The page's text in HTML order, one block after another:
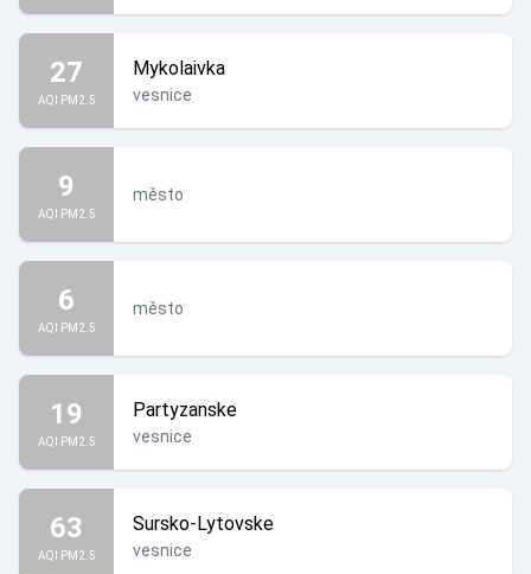
27
AQI PM2.5
Mykolaivka
vesnice
9
AQI PM2.5
město
6
AQI PM2.5
město
19
AQI PM2.5
Partyzanske
vesnice
63
AQI PM2.5
Sursko-Lytovske
vesnice